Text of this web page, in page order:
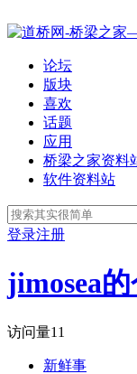
论坛
版块
喜欢
话题
应用
桥梁之家资料
软件资料站
登录注册
jimosea
访问量11
新鲜事